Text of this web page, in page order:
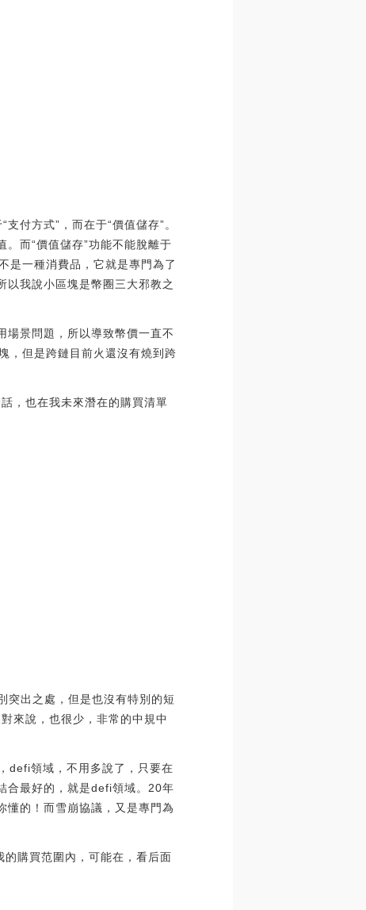
付方式”，而在于“價值儲存”。
而“價值儲存”功能不能脫離于
是一種消費品，它就是專門為了
我說小區塊是幣圈三大邪教之
景問題，所以導致幣價一直不
，但是跨鏈目前火還沒有燒到跨
，也在我未來潛在的購買清單
突出之處，但是也沒有特別的短
來說，也很少，非常的中規中
defi領域，不用多說了，只要在
合最好的，就是defi領域。20年
的！而雪崩協議，又是專門為
購買范圍內，可能在，看后面